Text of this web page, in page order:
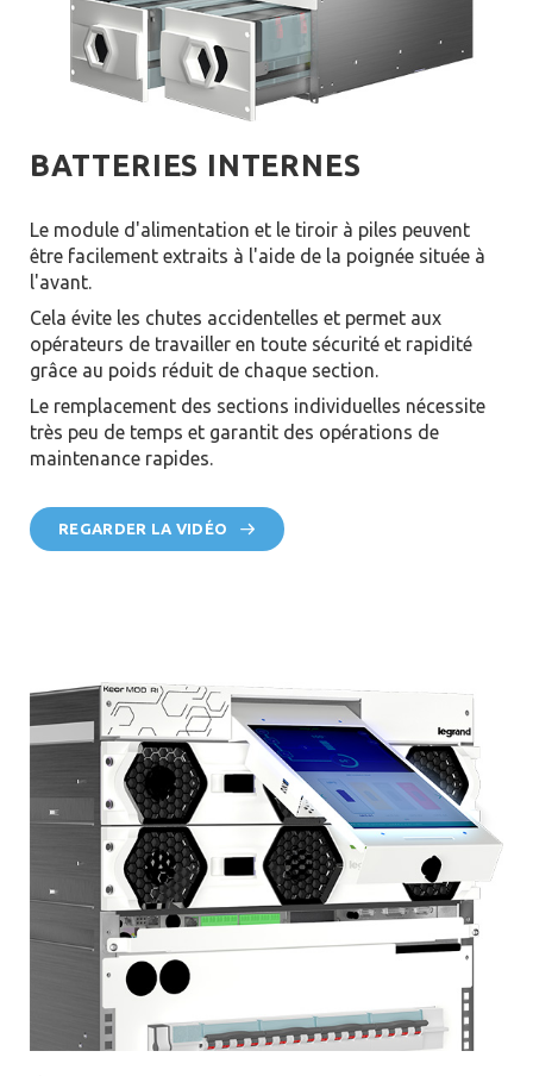
BATTERIES INTERNES
Le module d'alimentation et le tiroir à piles peuvent
être facilement extraits à l'aide de la poignée située à
l'avant.
Cela évite les chutes accidentelles et permet aux
opérateurs de travailler en toute sécurité et rapidité
grâce au poids réduit de chaque section.
Le remplacement des sections individuelles nécessite
très peu de temps et garantit des opérations de
maintenance rapides.
REGARDER LA VIDÉO